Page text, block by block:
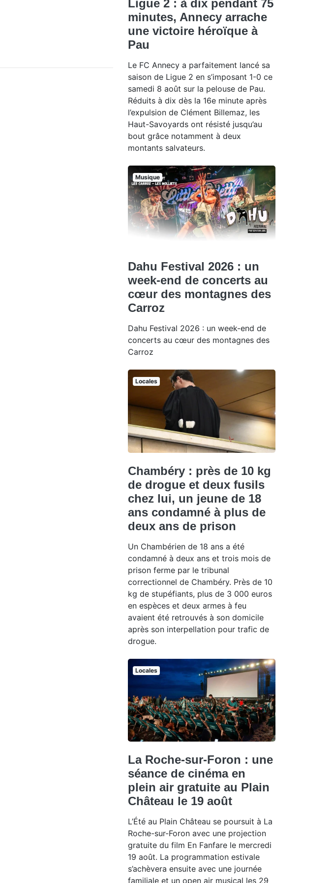
Ligue 2 : à dix pendant 75
minutes, Annecy arrache
une victoire héroïque à
Pau
Le FC Annecy a parfaitement lancé sa
saison de Ligue 2 en s’imposant 1-0 ce
samedi 8 août sur la pelouse de Pau.
Réduits à dix dès la 16e minute après
l’expulsion de Clément Billemaz, les
Haut-Savoyards ont résisté jusqu’au
bout grâce notamment à deux
montants salvateurs.
Musique
Dahu Festival 2026 : un
week-end de concerts au
cœur des montagnes des
Carroz
Dahu Festival 2026 : un week-end de
concerts au cœur des montagnes des
Carroz
Locales
Chambéry : près de 10 kg
de drogue et deux fusils
chez lui, un jeune de 18
ans condamné à plus de
deux ans de prison
Un Chambérien de 18 ans a été
condamné à deux ans et trois mois de
prison ferme par le tribunal
correctionnel de Chambéry. Près de 10
kg de stupéfiants, plus de 3 000 euros
en espèces et deux armes à feu
avaient été retrouvés à son domicile
après son interpellation pour trafic de
drogue.
Locales
La Roche-sur-Foron : une
séance de cinéma en
plein air gratuite au Plain
Château le 19 août
L’Été au Plain Château se poursuit à La
Roche-sur-Foron avec une projection
gratuite du film En Fanfare le mercredi
19 août. La programmation estivale
s’achèvera ensuite avec une journée
familiale et un open air musical les 29